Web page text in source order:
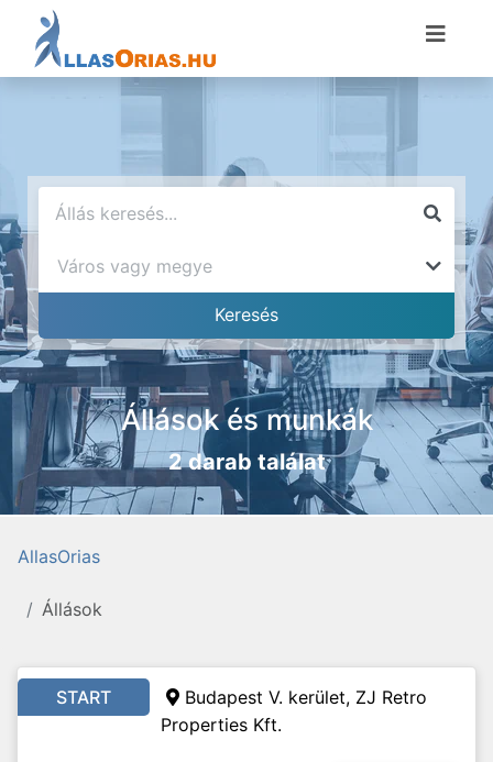
Állások és munkák
2 darab találat
AllasOrias
Állások
START
Budapest V. kerület, ZJ Retro
Properties Kft.